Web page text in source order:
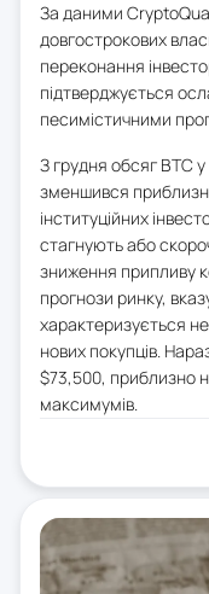
За даними
довгострокових
переконання
підтверджується
песимістичними
З грудня обсяг BTC
зменшився
інституційних
стагнують або
зниження припливу
прогнози ринку,
характеризується
нових покупців.
$73,500, приблизно
максимумів.